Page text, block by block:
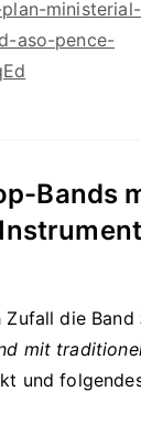
aso-pence-
Bands
die Band
mit
und